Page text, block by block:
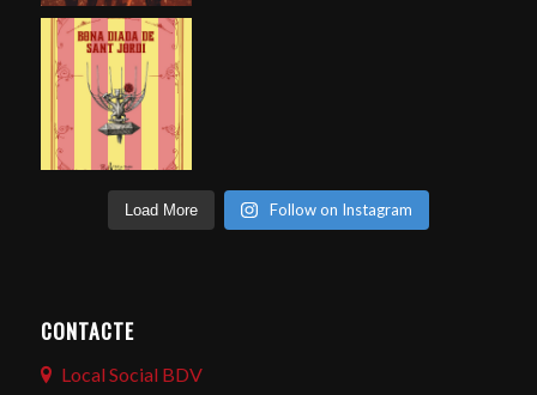
Load More Follow on Instagram
CONTACTE
Local Social BDV